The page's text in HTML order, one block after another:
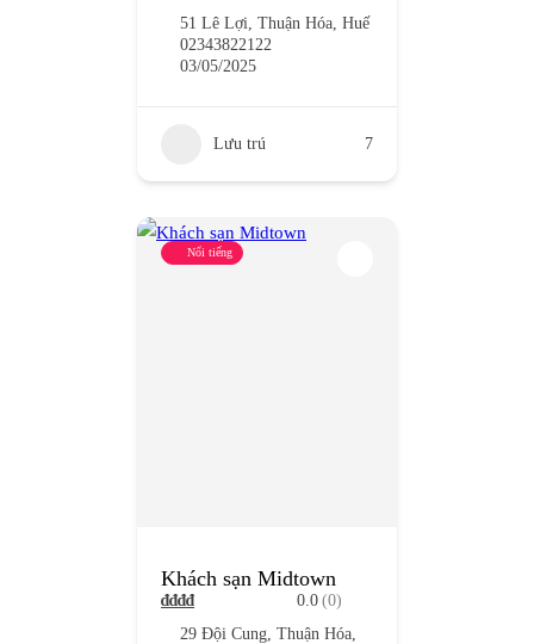
51 Lê Lợi, Thuận Hóa, Huế
02343822122
03/05/2025
Lưu trú 7
Nổi tiếng
Khách sạn Midtown
₫₫₫₫ 0.0 (0)
29 Đội Cung, Thuận Hóa,